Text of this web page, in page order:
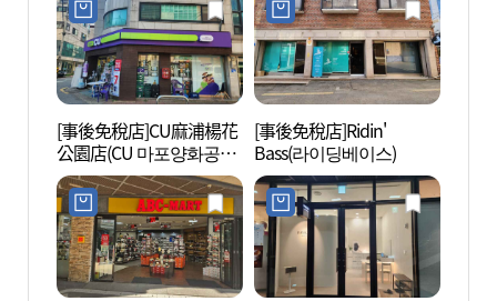
[事後免稅店]CU麻浦楊花
公園店(CU 마포양화공원
점)
[事後免稅店]Ridin'
Bass(라이딩베이스)